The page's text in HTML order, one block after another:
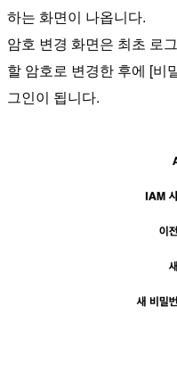
하는 화면이 나옵니다.
암호 변경 화면은 최초 로
할 암호로 변경한 후에 [비
그인이 됩니다.